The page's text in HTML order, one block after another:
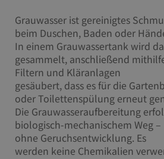
Grauwasser ist gereinigtes
beim Duschen, Baden oder
In einem Grauwassertank wird
gesammelt, anschließend
Filtern und Kläranlagen
gesäubert, dass es für die
oder Toilettenspülung erneut
Die Grauwasseraufbereitung
biologisch-mechanischem Weg –
ohne Geruchsentwicklung. Es
werden keine Chemikalien